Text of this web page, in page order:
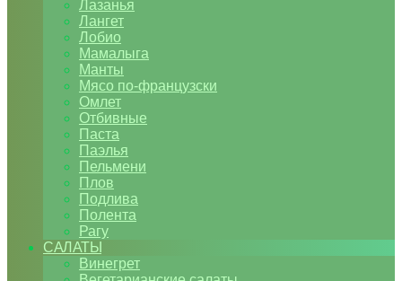
Лазанья
Лангет
Лобио
Мамалыга
Манты
Мясо по-французски
Омлет
Отбивные
Паста
Паэлья
Пельмени
Плов
Подлива
Полента
Рагу
САЛАТЫ
Винегрет